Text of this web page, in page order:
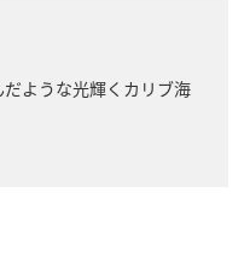
ような光輝くカリブ海